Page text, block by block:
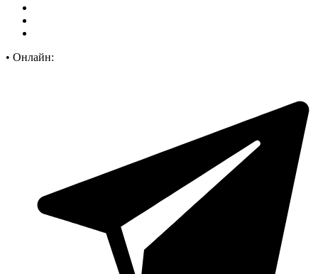
• Онлайн: